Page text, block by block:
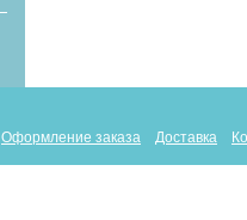
Оформление заказа Доставка